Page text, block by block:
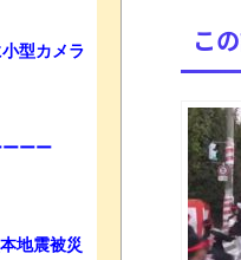
こ
型カメラ
ーー
地震被災